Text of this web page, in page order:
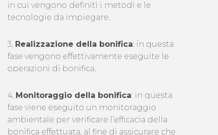
in cui vengono definiti i metodi e le
tecnologie da impiegare.
3. Realizzazione della bonifica: in questa
fase vengono effettivamente eseguite le
operazioni di bonifica.
4. Monitoraggio della bonifica: in questa
fase viene eseguito un monitoraggio
ambientale per verificare l’efficacia della
bonifica effettuata, al fine di assicurare che